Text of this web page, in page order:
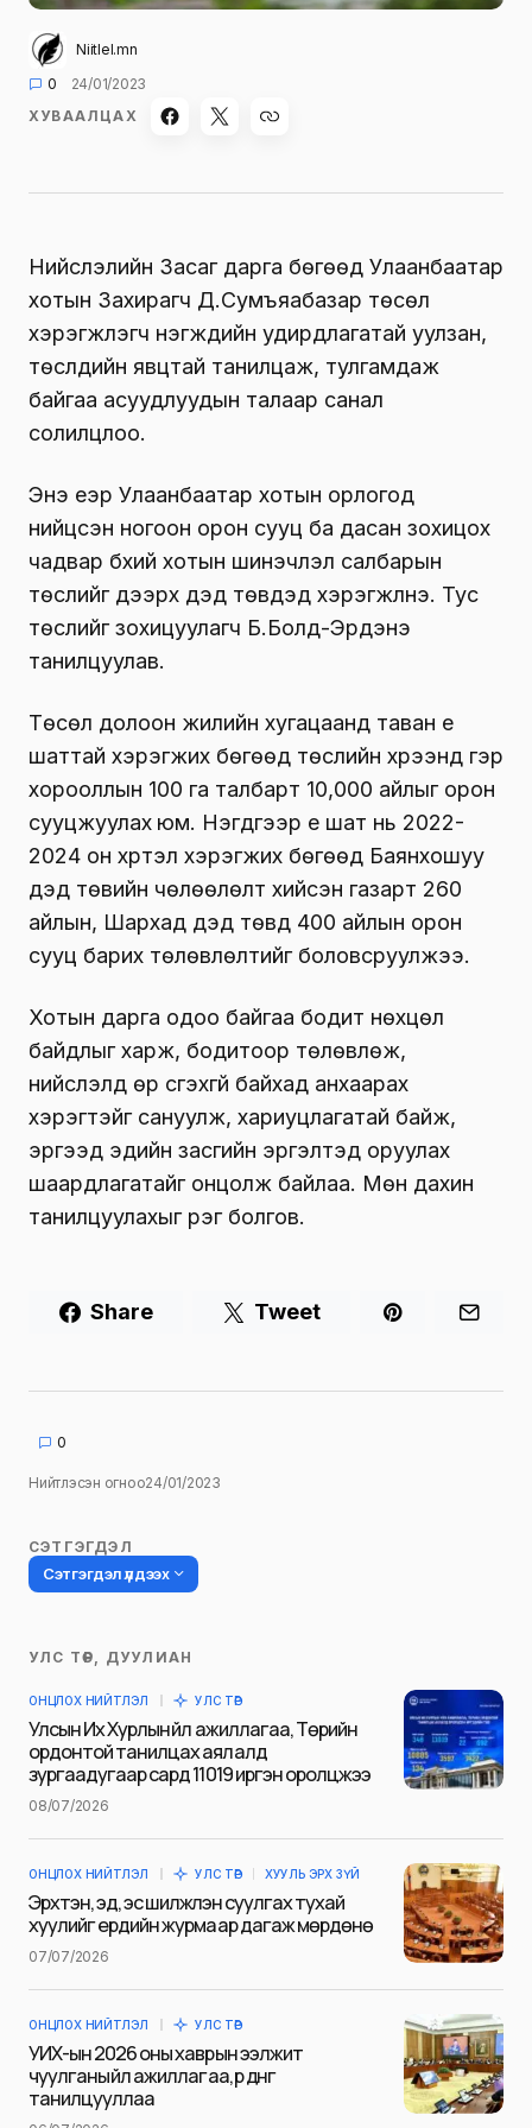
Niitlel.mn
0
24/01/2023
ХУВААЛЦАХ
Нийслэлийн Засаг дарга бөгөөд Улаанбаатар
хотын Захирагч Д.Сумъяабазар төсөл
хэрэгжүүлэгч нэгжүүдийн удирдлагатай уулзан,
төслүүдийн явцтай танилцаж, тулгамдаж
байгаа асуудлуудын талаар санал
солилцлоо.
Энэ үеэр Улаанбаатар хотын орлогод
нийцсэн ногоон орон сууц ба дасан зохицох
чадвар бүхий хотын шинэчлэл салбарын
төслийг дээрх дэд төвүүдэд хэрэгжүүлнэ. Тус
төслийг зохицуулагч Б.Болд-Эрдэнэ
танилцуулав.
Төсөл долоон жилийн хугацаанд таван үе
шаттай хэрэгжих бөгөөд төслийн хүрээнд гэр
хорооллын 100 га талбарт 10,000 айлыг орон
сууцжуулах юм. Нэгдүгээр үе шат нь 2022-
2024 он хүртэл хэрэгжих бөгөөд Баянхошуу
дэд төвийн чөлөөлөлт хийсэн газарт 260
айлын, Шархад дэд төвд 400 айлын орон
сууц барих төлөвлөлтийг боловсруулжээ.
Хотын дарга одоо байгаа бодит нөхцөл
байдлыг харж, бодитоор төлөвлөж,
нийслэлд өр үүсгэхгүй байхад анхаарах
хэрэгтэйг сануулж, хариуцлагатай байж,
эргээд эдийн засгийн эргэлтэд оруулах
шаардлагатайг онцолж байлаа. Мөн дахин
танилцуулахыг үүрэг болгов.
Share Tweet
0
Нийтлэсэн огноо24/01/2023
СЭТГЭГДЭЛ
Сэтгэгдэл үлдээх
Таны имэйл хаягийг нийтлэхгүй.
тэмдэглэсэн
Сэтгэгдэл*
Name
УЛС ТӨР, ДУУЛИАН
ОНЦЛОХ НИЙТЛЭЛ УЛС ТӨР
Улсын Их Хурлын үйл ажиллагаа, Төрийн
ордонтой танилцах аялалд
зургаадугаар сард 11019 иргэн оролцжээ
08/07/2026
ОНЦЛОХ НИЙТЛЭЛ УЛС ТӨР ХУУЛЬ ЭРХ ЗҮЙ
Эрхтэн, эд, эс шилжүүлэн суулгах тухай
хуулийг ердийн журмаар дагаж мөрдөнө
07/07/2026
ОНЦЛОХ НИЙТЛЭЛ УЛС ТӨР
УИХ-ын 2026 оны хаврын ээлжит
чуулганы үйл ажиллагаа, үр дүнг
танилцууллаа